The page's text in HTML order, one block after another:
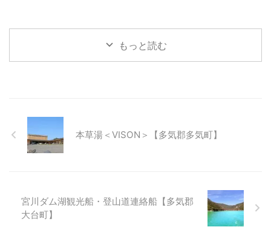
もっと読む
本草湯＜VISON＞【多気郡多気町】
宮川ダム湖観光船・登山道連絡船【多気郡
大台町】